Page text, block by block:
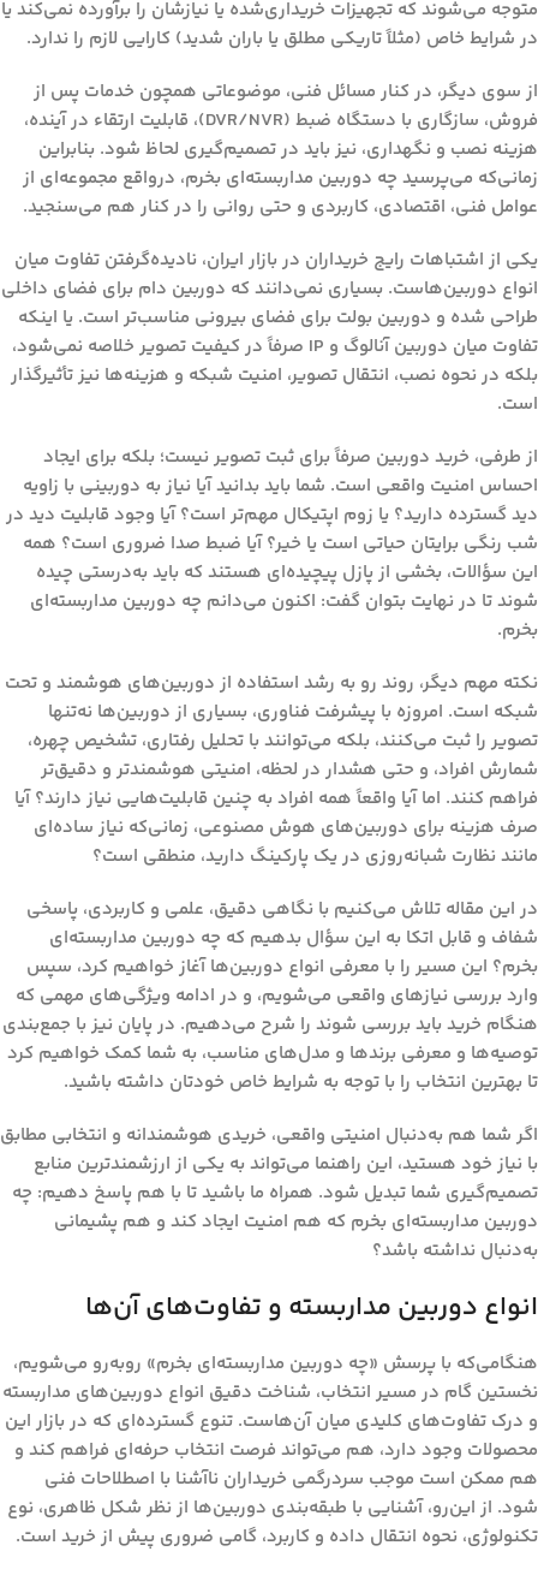
متوجه می‌شوند که تجهیزات خریداری‌شده یا نیازشان را برآورده نمی‌کند یا
در شرایط خاص (مثلاً تاریکی مطلق یا باران شدید) کارایی لازم را ندارد.
از سوی دیگر، در کنار مسائل فنی، موضوعاتی همچون خدمات پس از
فروش، سازگاری با دستگاه ضبط (DVR/NVR)، قابلیت ارتقاء در آینده،
هزینه نصب و نگهداری، نیز باید در تصمیم‌گیری لحاظ شود. بنابراین
زمانی‌که می‌پرسید چه دوربین مداربسته‌ای بخرم، درواقع مجموعه‌ای از
عوامل فنی، اقتصادی، کاربردی و حتی روانی را در کنار هم می‌سنجید.
یکی از اشتباهات رایج خریداران در بازار ایران، نادیده‌گرفتن تفاوت میان
انواع دوربین‌هاست. بسیاری نمی‌دانند که دوربین دام برای فضای داخلی
طراحی شده و دوربین بولت برای فضای بیرونی مناسب‌تر است. یا اینکه
تفاوت میان دوربین آنالوگ و IP صرفاً در کیفیت تصویر خلاصه نمی‌شود،
بلکه در نحوه نصب، انتقال تصویر، امنیت شبکه و هزینه‌ها نیز تأثیرگذار
است.
از طرفی، خرید دوربین صرفاً برای ثبت تصویر نیست؛ بلکه برای ایجاد
احساس امنیت واقعی است. شما باید بدانید آیا نیاز به دوربینی با زاویه
دید گسترده دارید؟ یا زوم اپتیکال مهم‌تر است؟ آیا وجود قابلیت دید در
شب رنگی برایتان حیاتی است یا خیر؟ آیا ضبط صدا ضروری است؟ همه
این سؤالات، بخشی از پازل پیچیده‌ای هستند که باید به‌درستی چیده
شوند تا در نهایت بتوان گفت: اکنون می‌دانم چه دوربین مداربسته‌ای
بخرم.
نکته مهم دیگر، روند رو به رشد استفاده از دوربین‌های هوشمند و تحت
شبکه است. امروزه با پیشرفت فناوری، بسیاری از دوربین‌ها نه‌تنها
تصویر را ثبت می‌کنند، بلکه می‌توانند با تحلیل رفتاری، تشخیص چهره،
شمارش افراد، و حتی هشدار در لحظه، امنیتی هوشمندتر و دقیق‌تر
فراهم کنند. اما آیا واقعاً همه افراد به چنین قابلیت‌هایی نیاز دارند؟ آیا
صرف هزینه برای دوربین‌های هوش مصنوعی، زمانی‌که نیاز ساده‌ای
مانند نظارت شبانه‌روزی در یک پارکینگ دارید، منطقی است؟
در این مقاله تلاش می‌کنیم با نگاهی دقیق، علمی و کاربردی، پاسخی
شفاف و قابل اتکا به این سؤال بدهیم که چه دوربین مداربسته‌ای
بخرم؟ این مسیر را با معرفی انواع دوربین‌ها آغاز خواهیم کرد، سپس
وارد بررسی نیازهای واقعی می‌شویم، و در ادامه ویژگی‌های مهمی که
هنگام خرید باید بررسی شوند را شرح می‌دهیم. در پایان نیز با جمع‌بندی
توصیه‌ها و معرفی برندها و مدل‌های مناسب، به شما کمک خواهیم کرد
تا بهترین انتخاب را با توجه به شرایط خاص خودتان داشته باشید.
اگر شما هم به‌دنبال امنیتی واقعی، خریدی هوشمندانه و انتخابی مطابق
با نیاز خود هستید، این راهنما می‌تواند به یکی از ارزشمندترین منابع
تصمیم‌گیری شما تبدیل شود. همراه ما باشید تا با هم پاسخ دهیم: چه
دوربین مداربسته‌ای بخرم که هم امنیت ایجاد کند و هم پشیمانی
به‌دنبال نداشته باشد؟
انواع دوربین مداربسته و تفاوت‌های آن‌ها
هنگامی‌که با پرسش «چه دوربین مداربسته‌ای بخرم» روبه‌رو می‌شویم،
نخستین گام در مسیر انتخاب، شناخت دقیق انواع دوربین‌های مداربسته
و درک تفاوت‌های کلیدی میان آن‌هاست. تنوع گسترده‌ای که در بازار این
محصولات وجود دارد، هم می‌تواند فرصت انتخاب حرفه‌ای فراهم کند و
هم ممکن است موجب سردرگمی خریداران ناآشنا با اصطلاحات فنی
شود. از این‌رو، آشنایی با طبقه‌بندی دوربین‌ها از نظر شکل ظاهری، نوع
تکنولوژی، نحوه انتقال داده و کاربرد، گامی ضروری پیش از خرید است.